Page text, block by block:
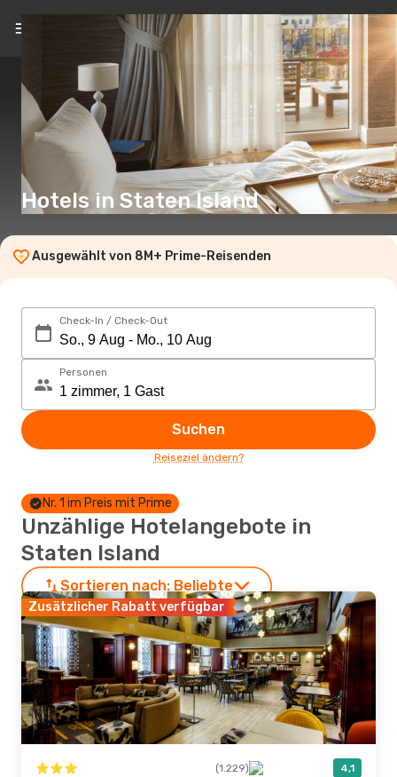
DE(€)
Hotels in Staten Island
Ausgewählt von 8M+ Prime-Reisenden
Check-In / Check-Out
Personen
Suchen
Reiseziel ändern?
Nr. 1 im Preis mit Prime
Unzählige Hotelangebote in
Staten Island
Sortieren nach: Beliebte
Zusätzlicher Rabatt verfügbar
(1.229) 4,1